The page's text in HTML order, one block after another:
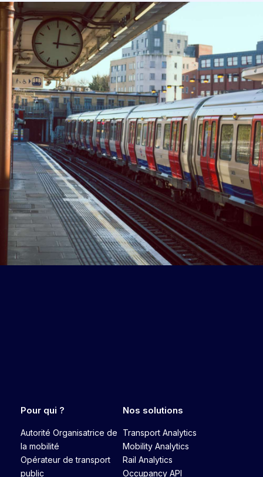
Pour qui ?
Autorité Organisatrice de
la mobilité
Opérateur de transport
public
Nos solutions
Transport Analytics
Mobility Analytics
Rail Analytics
Occupancy API